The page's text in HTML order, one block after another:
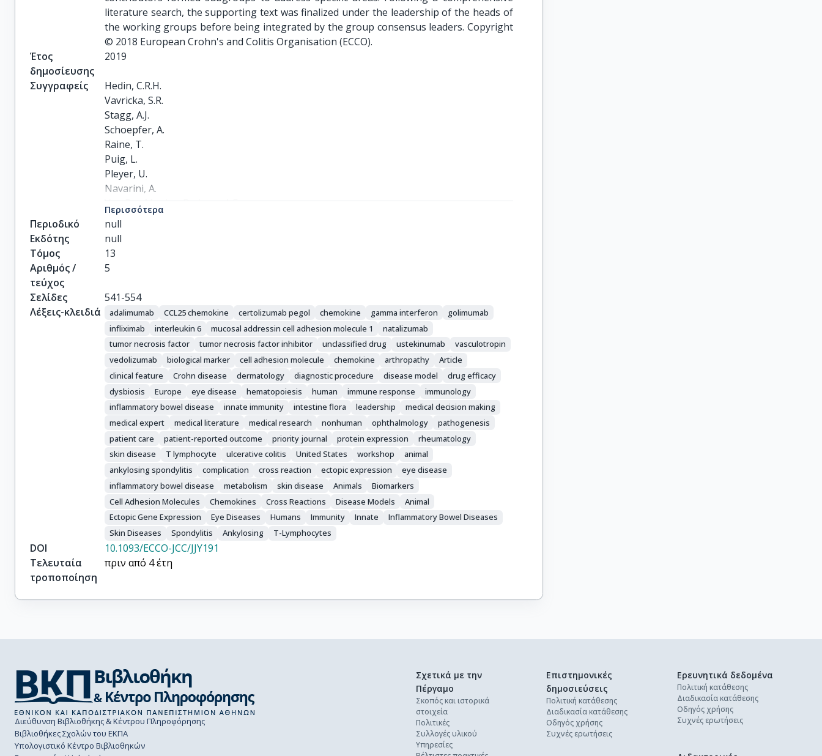
literature search, the supporting text was finalized under the leadership of the heads of
the working groups before being integrated by the group consensus leaders. Copyright
© 2018 European Crohn's and Colitis Organisation (ECCO).
Έτος
δημοσίευσης
2019
Συγγραφείς
Hedin, C.R.H.
Vavricka, S.R.
Stagg, A.J.
Schoepfer, A.
Raine, T.
Puig, L.
Pleyer, U.
Navarini, A.
Van Der Meulen-De Jong, A.E.
Maul, J.
Katsanos, K.
Kagramanova, A.
Greuter, T.
Van Gaalen, F.
Bettenworth, D.
Becker, M.D.
Bamias, G.
Rieder, F.
Περισσότερα
Περιοδικό
null
Εκδότης
null
Τόμος
13
Αριθμός /
τεύχος
5
Σελίδες
541-554
Λέξεις-κλειδιά
adalimumab CCL25 chemokine certolizumab pegol chemokine gamma interferon
golimumab
infliximab
interleukin 6 mucosal addressin cell adhesion molecule 1
natalizumab
tumor necrosis factor
tumor necrosis factor inhibitor unclassified drug ustekinumab
vasculotropin
vedolizumab
biological marker cell adhesion molecule chemokine arthropathy
Article
clinical feature
Crohn disease dermatology diagnostic procedure disease model
drug efficacy
dysbiosis
Europe eye disease hematopoiesis human immune response
immunology
inflammatory bowel disease
innate immunity intestine flora leadership
medical decision making
medical expert
medical literature medical research nonhuman ophthalmology
pathogenesis
patient care
patient-reported outcome priority journal protein expression
rheumatology
skin disease
T lymphocyte ulcerative colitis United States workshop
animal
ankylosing spondylitis
complication cross reaction ectopic expression
eye disease
inflammatory bowel disease
metabolism skin disease Animals
Biomarkers
Cell Adhesion Molecules
Chemokines Cross Reactions Disease Models
Animal
Ectopic Gene Expression
Eye Diseases Humans Immunity Innate
Inflammatory Bowel Diseases
Skin Diseases
Spondylitis Ankylosing T-Lymphocytes
DOI
10.1093/ECCO-JCC/JJY191
Τελευταία
τροποποίηση
πριν από 4 έτη
Διεύθυνση Βιβλιοθήκης & Κέντρου Πληροφόρησης
Βιβλιοθήκες Σχολών του ΕΚΠΑ
Υπολογιστικό Κέντρο Βιβλιοθηκών
Σχετικά με την
Πέργαμο
Σκοπός και ιστορικά
στοιχεία
Πολιτικές
Συλλογές υλικού
Υπηρεσίες
Επιστημονικές
δημοσιεύσεις
Πολιτική κατάθεσης
Διαδικασία κατάθεσης
Οδηγός χρήσης
Συχνές ερωτήσεις
Ερευνητικά δεδομένα
Πολιτική κατάθεσης
Διαδικασία κατάθεσης
Οδηγός χρήσης
Συχνές ερωτήσεις